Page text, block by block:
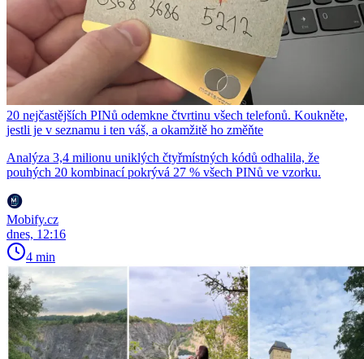
20 nejčastějších PINů odemkne čtvrtinu všech telefonů. Koukněte,
jestli je v seznamu i ten váš, a okamžitě ho změňte
Analýza 3,4 milionu uniklých čtyřmístných kódů odhalila, že
pouhých 20 kombinací pokrývá 27 % všech PINů ve vzorku.
Mobify.cz
dnes, 12:16
4 min